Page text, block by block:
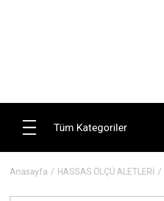
Tüm Kategoriler
Anasayfa HASSAS ÖLÇÜ ALETLERİ